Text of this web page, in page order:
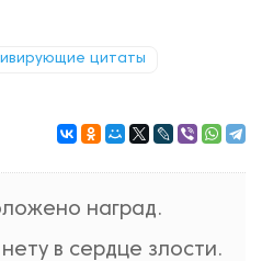
цитаты
наград.
в сердце злости.